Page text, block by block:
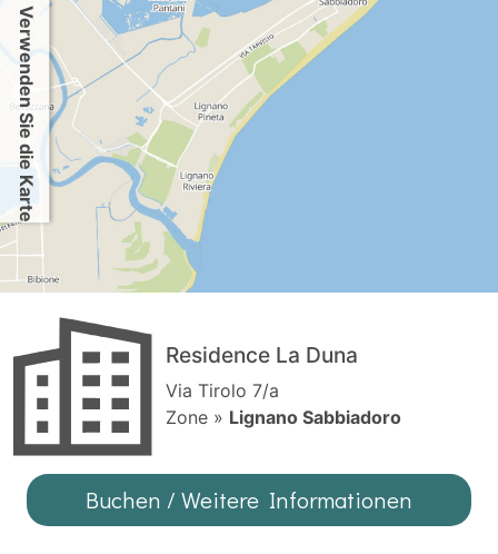
Verwenden Sie die Karte
Residence La Duna
Via Tirolo 7/a
Zone » Lignano Sabbiadoro
Buchen / Weitere Informationen